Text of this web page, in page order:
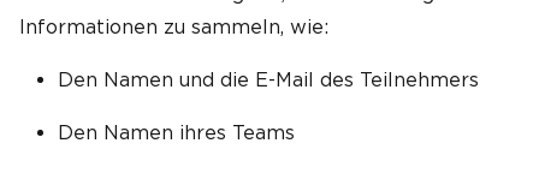
Informationen zu sammeln, wie:
Den Namen und die E-Mail des Teilnehmers
Den Namen ihres Teams